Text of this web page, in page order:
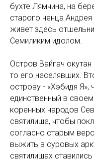
бухте Лямчина, на
старого ненца
живет здесь
Семиликим идолом.
Остров Вайгач
то его населявших.
острову - «Хэбидя Я»,
единственный в
коренных народов
святилища, чтобы
согласно старым
выжить в суровых
святилищах